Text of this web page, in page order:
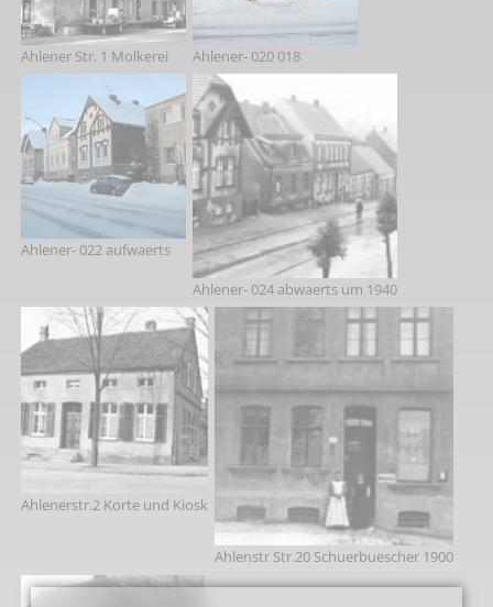
Ahlener Str. 1 Molkerei Ahlener- 020 018
Ahlener- 022 aufwaerts
Ahlener- 024 abwaerts um 1940
Ahlenerstr.2 Korte und Kiosk
Ahlenstr Str.20 Schuerbuescher 1900